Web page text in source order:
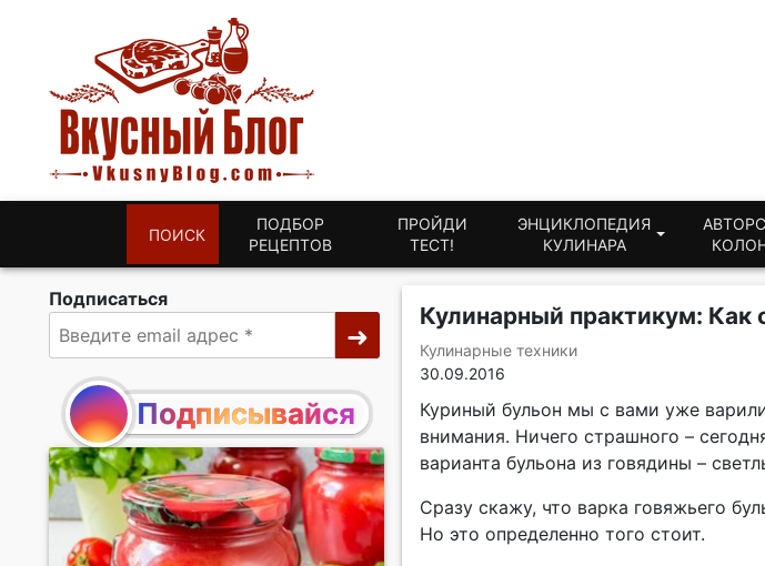
ПОИСК
ПОДБОР
РЕЦЕПТОВ
ПРОЙДИ
ТЕСТ!
ЭНЦИКЛОПЕДИЯ
КУЛИНАРА
Подписаться
Подписывайся
Кулинарный практикум: Как
Кулинарные техники
30.09.2016
Куриный бульон мы с вами уже
внимания. Ничего страшного –
варианта бульона из говядины –
Сразу скажу, что варка говяжьего
Но это определенно того стоит.